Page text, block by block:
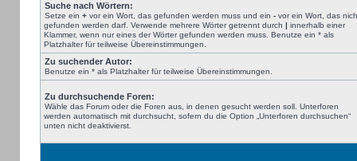
Suche nach Wörtern:
Setze ein +vor ein Wort, das gefunden werden muss und ein -vor ein Wort, das
gefunden werden darf. Verwende mehrere Wörter getrennt durch | innerhalb einer
Klammer, wenn nur eines der Wörter gefunden werden muss. Benutze ein * als
Platzhalter für teilweise Übereinstimmungen.
Zu suchender Autor:
Benutze ein * als Platzhalter für teilweise Übereinstimmungen.
Zu durchsuchende Foren:
Wähle das Forum oder die Foren aus, in denen gesucht werden soll. Unterforen
werden automatisch mit durchsucht, sofern du die Option „Unterforen durchsuchen“
unten nicht deaktivierst.